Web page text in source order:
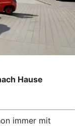
Hause
immer mit